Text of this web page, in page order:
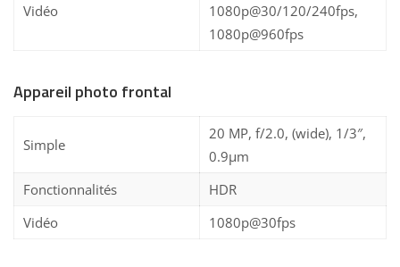
Vidéo
1080p@30/120/240fps,
1080p@960fps
Appareil photo frontal
Simple
20 MP, f/2.0, (wide), 1/3″,
0.9µm
Fonctionnalités
HDR
Vidéo
1080p@30fps